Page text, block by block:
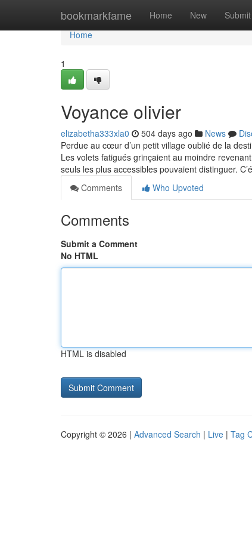
bookmarkfame Home New Submit
Home
Home
1
Voyance olivier
elizabetha333xla0 504 days ago News
Perdue au cœur d’un petit village oublié de la
Les volets fatigués grinçaient au moindre
seuls les plus accessibles pouvaient distinguer.
Comments
Who Upvoted
Comments
Submit a Comment
No HTML
HTML is disabled
Copyright © 2026 | Advanced Search | Live | Tag